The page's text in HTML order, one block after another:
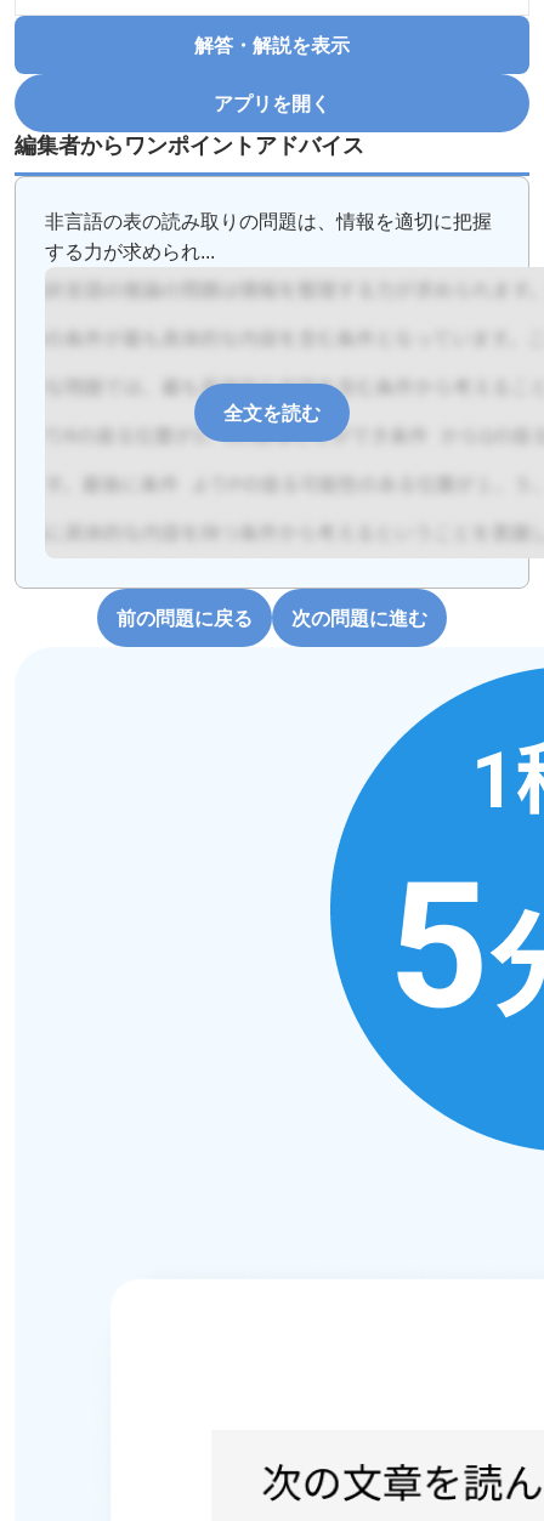
解答・解説を表示
アプリを開く
編集者からワンポイントアドバイス
非言語の表の読み取りの問題は、情報を適切に把握
する力が求められ...
全文を読む
前の問題に戻る 次の問題に進む